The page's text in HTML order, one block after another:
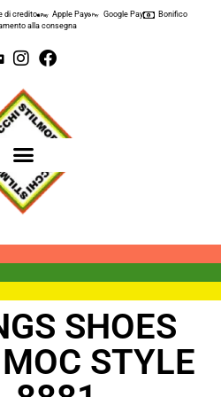
di credito Apple Pay Google Pay
Bonifico
alla consegna
SHOES
STYLE